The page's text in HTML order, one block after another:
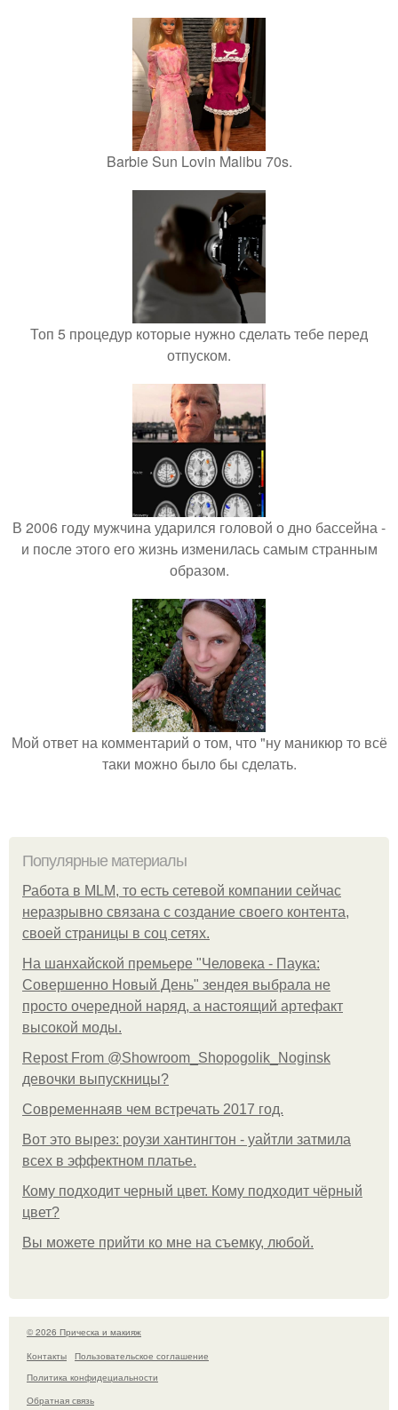
Barbie Sun Lovin Malibu 70s.
Топ 5 процедур которые нужно сделать тебе перед
отпуском.
В 2006 году мужчина ударился головой о дно бассейна -
и после этого его жизнь изменилась самым странным
образом.
Мой ответ на комментарий о том, что "ну маникюр то всё
таки можно было бы сделать.
Популярные материалы
Работа в MLM, то есть сетевой компании сейчас
неразрывно связана с создание своего контента,
своей страницы в соц сетях.
На шанхайской премьере "Человека - Паука:
Совершенно Новый День" зендея выбрала не
просто очередной наряд, а настоящий артефакт
высокой моды.
Repost From @Showroom_Shopogolik_Noginsk
девочки выпускницы?
Современнаяв чем встречать 2017 год.
Вот это вырез: роузи хантингтон - уайтли затмила
всех в эффектном платьe.
Кому подходит черный цвет. Кому подходит чёрный
цвет?
Вы можете прийти ко мне на съемку, любой.
© 2026 Прическа и макияж
Контакты
Пользовательское соглашение
Политика конфидециальности
Обратная связь